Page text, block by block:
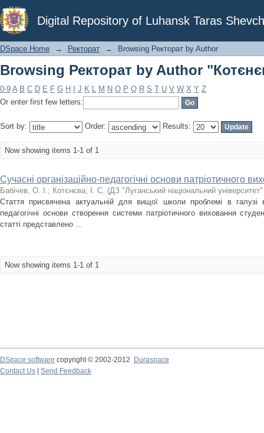
Digital Repository of Luhansk Taras
Browsing Ректорат by Author
DSpace Home → Ректорат → Browsing Ректорат by Author
Browsing Ректорат by Author
0-9 A B C D E F G H J K L M N O P Q R S T U V W X Y Z
Or enter first few letters:
Sort by: Order: Results:
Now showing items 1-1 of 1
Сучасні організаційно-педагогічні основи патріотичного
Бабічев, О. І.; Котєнєва, І. С. (ДЗ "Луганський національний
Стаття присвячена актуальній для вищої школи проблемі в галузі
педагогічні основи створення системи патріотичного виховання
статті представлено ...
Now showing items 1-1 of 1
DSpace software copyright © 2002-2012
Duraspace
Contact Us
Send Feedback